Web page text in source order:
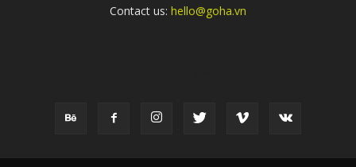
Contact us: hello@goha.vn